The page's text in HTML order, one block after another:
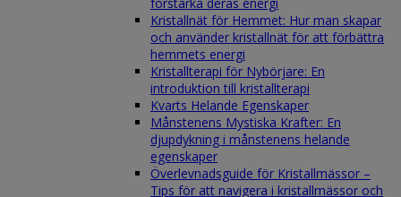
Kristallnät för Hemmet: Hur man skapar
och använder kristallnät för att förbättra
hemmets energi
Kristallterapi för Nybörjare: En
introduktion till kristallterapi
Kvarts Helande Egenskaper
Månstenens Mystiska Krafter: En
djupdykning i månstenens helande
egenskaper
Överlevnadsguide för Kristallmässor –
Tips för att navigera i kristallmässor och